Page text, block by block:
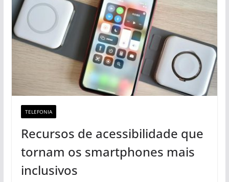
TELEFONIA
Recursos de acessibilidade que
tornam os smartphones mais
inclusivos